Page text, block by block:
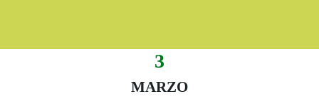
Fecha del evento
3
MARZO
03 marzo